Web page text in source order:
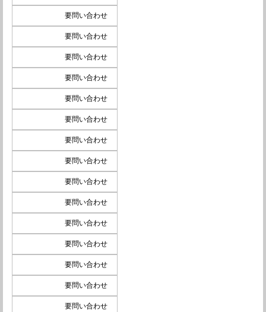
要問い合わせ
要問い合わせ
要問い合わせ
要問い合わせ
要問い合わせ
要問い合わせ
要問い合わせ
要問い合わせ
要問い合わせ
要問い合わせ
要問い合わせ
要問い合わせ
要問い合わせ
要問い合わせ
要問い合わせ